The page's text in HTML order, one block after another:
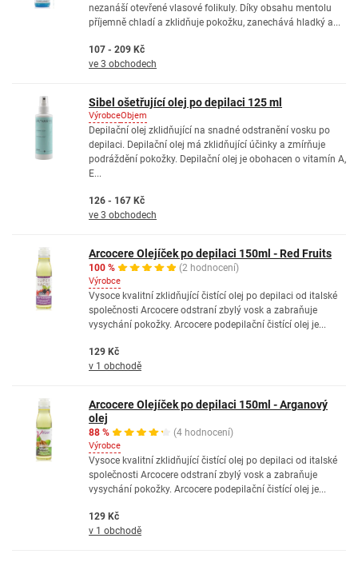
nezanáší otevřené vlasové folikuly. Díky obsahu mentolu
příjemně chladí a zklidňuje pokožku, zanechává hladký a...
107 - 209 Kč
ve 3 obchodech
Sibel ošetřující olej po depilaci 125 ml
VýrobceObjem
Depilační olej zklidňující na snadné odstranění vosku po
depilaci. Depilační olej má zklidňující účinky a zmírňuje
podráždění pokožky. Depilační olej je obohacen o vitamín A,
E...
126 - 167 Kč
ve 3 obchodech
Arcocere Olejíček po depilaci 150ml - Red Fruits
100 % (2 hodnocení)
Výrobce
Vysoce kvalitní zklidňující čistící olej po depilaci od italské
společnosti Arcocere odstraní zbylý vosk a zabraňuje
vysychání pokožky. Arcocere podepilační čistící olej je...
129 Kč
v 1 obchodě
Arcocere Olejíček po depilaci 150ml - Arganový
olej
88 % (4 hodnocení)
Výrobce
Vysoce kvalitní zklidňující čistící olej po depilaci od italské
společnosti Arcocere odstraní zbylý vosk a zabraňuje
vysychání pokožky. Arcocere podepilační čistící olej je...
129 Kč
v 1 obchodě